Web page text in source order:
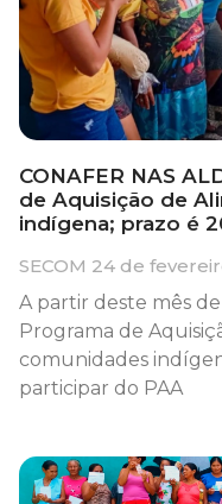
CONAFER NAS
de Aquisição de
indígena; prazo é
SECOM 24 de
A partir deste mês
Programa de
comunidades
participar do PAA